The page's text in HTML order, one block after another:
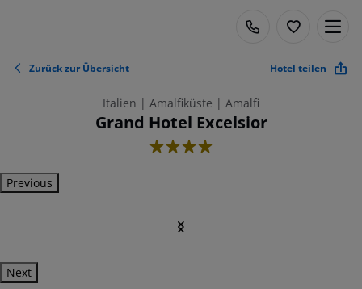
Zurück zur Übersicht Hotel teilen
Italien | Amalfiküste | Amalfi
Grand Hotel Excelsior
4
Previous
Next